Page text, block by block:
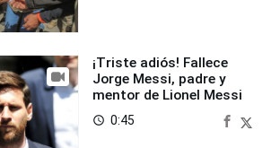
¡Triste adiós! Fallece
Jorge Messi, padre y
mentor de Lionel Messi
access_time 0:45